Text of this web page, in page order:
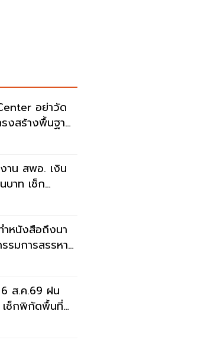
อย่าวัด
งสร้างพื้นฐาน
าน สพอ. เงิน
บาท เช็ก
ำหนังสือถึงนา
รมการสรรหา
ส.ค.69 ฝน
เช็กพิกัดพื้นที่